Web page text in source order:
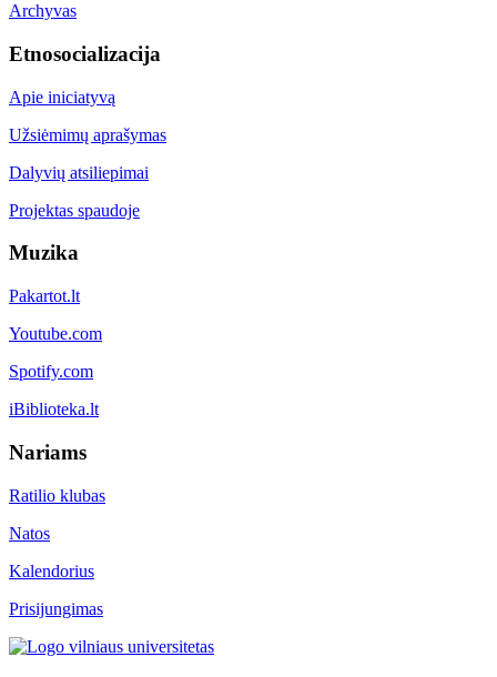
Archyvas
Etnosocializacija
Apie iniciatyvą
Užsiėmimų aprašymas
Dalyvių atsiliepimai
Projektas spaudoje
Muzika
Pakartot.lt
Youtube.com
Spotify.com
iBiblioteka.lt
Nariams
Ratilio klubas
Natos
Kalendorius
Prisijungimas